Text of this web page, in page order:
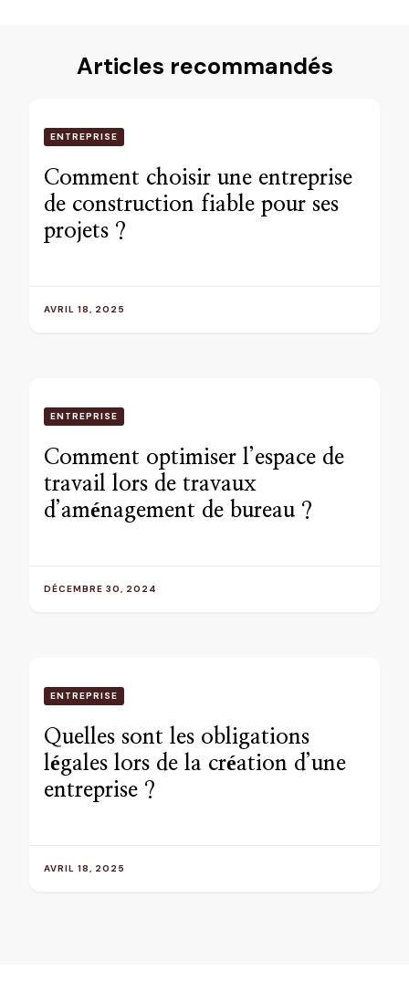
Articles recommandés
ENTREPRISE
Comment choisir une entreprise
de construction fiable pour ses
projets ?
AVRIL 18, 2025
ENTREPRISE
Comment optimiser l’espace de
travail lors de travaux
d’aménagement de bureau ?
DÉCEMBRE 30, 2024
ENTREPRISE
Quelles sont les obligations
légales lors de la création d’une
entreprise ?
AVRIL 18, 2025